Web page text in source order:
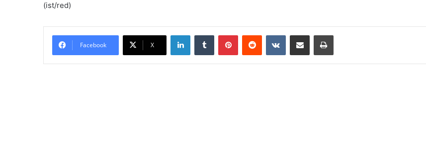
(ist/red)
Facebook X